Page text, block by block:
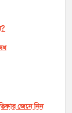
জেনে নিন